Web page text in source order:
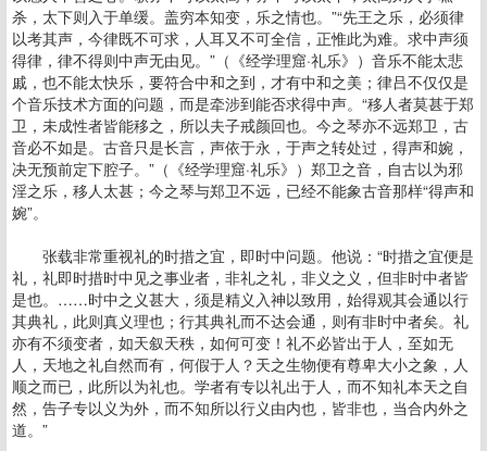
杀，太下则入于单缓。盖穷本知变，乐之情也。”“先王之乐，必须律
以考其声，今律既不可求，人耳又不可全信，正惟此为难。求中声须
得律，律不得则中声无由见。”（《经学理窟·礼乐》）音乐不能太悲
戚，也不能太快乐，要符合中和之到，才有中和之美；律吕不仅仅是
个音乐技术方面的问题，而是牵涉到能否求得中声。“移人者莫甚于郑
卫，未成性者皆能移之，所以夫子戒颜回也。今之琴亦不远郑卫，古
音必不如是。古音只是长言，声依于永，于声之转处过，得声和婉，
决无预前定下腔子。”（《经学理窟·礼乐》）郑卫之音，自古以为邪
淫之乐，移人太甚；今之琴与郑卫不远，已经不能象古音那样“得声和
婉”。
张载非常重视礼的时措之宜，即时中问题。他说：“时措之宜便是
礼，礼即时措时中见之事业者，非礼之礼，非义之义，但非时中者皆
是也。……时中之义甚大，须是精义入神以致用，始得观其会通以行
其典礼，此则真义理也；行其典礼而不达会通，则有非时中者矣。礼
亦有不须变者，如天叙天秩，如何可变！礼不必皆出于人，至如无
人，天地之礼自然而有，何假于人？天之生物便有尊卑大小之象，人
顺之而已，此所以为礼也。学者有专以礼出于人，而不知礼本天之自
然，告子专以义为外，而不知所以行义由内也，皆非也，当合内外之
道。”